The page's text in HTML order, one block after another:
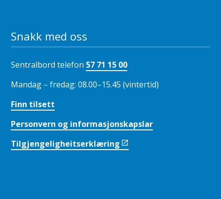
Snakk med oss
Sentralbord telefon 57 71 15 00
Mandag – fredag: 08.00–15.45 (vintertid)
Finn tilsett
Personvern og informasjonskapslar
Tilgjengeligheitserklæring